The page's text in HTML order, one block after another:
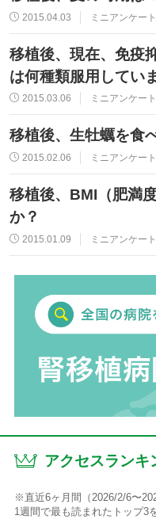
2015.04.03 ミニアンケート
移植後、現在、免疫
は何種類服用してい
2015.03.06 ミニアンケート
移植後、生牡蠣を食
2015.02.06 ミニアンケート
移植後、BMI（肥満
か？
2015.01.09 ミニアンケート
アクセスランキ
※直近6ヶ月間（2026/2/6〜
1週間で最も読まれたトップ3